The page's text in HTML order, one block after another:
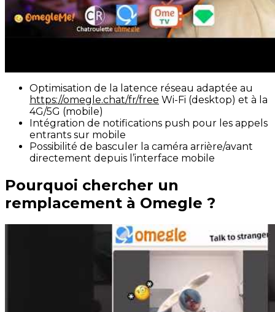
Optimisation de la latence réseau adaptée au
https://omegle.chat/fr/free Wi-Fi (desktop) et à la
4G/5G (mobile)
Intégration de notifications push pour les appels
entrants sur mobile
Possibilité de basculer la caméra arrière/avant
directement depuis l’interface mobile
Pourquoi chercher un
remplacement à Omegle ?